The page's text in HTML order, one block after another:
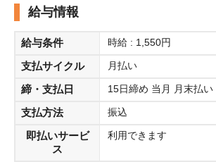
給与情報
給与条件 時給 : 1,550円
支払サイクル 月払い
締・支払日 15日締め 当月 月末払い
支払方法 振込
即払いサービ
ス
利用できます